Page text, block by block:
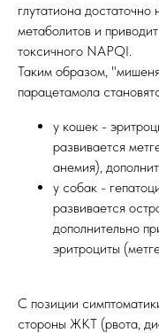
глутатиона достаточно
метаболитов и
токсичного NAPQI.
Таким образом,
парацетамола
у кошек -
развивается
анемия),
у собак -
развивается
дополнительно
эритроциты
С позиции
стороны ЖКТ (рвота,